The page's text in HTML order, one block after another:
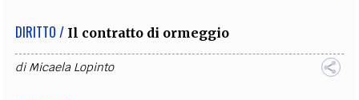
DIRITTO / Il contratto di ormeggio
diMicaela Lopinto